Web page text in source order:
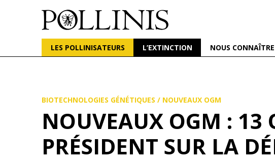
POLLINIS
LES POLLINISATEURS L’EXTINCTION NOUS CONNAÎTRE
BIOTECHNOLOGIES GÉNÉTIQUES / NOUVEAUX OGM
NOUVEAUX OGM : 13
PRÉSIDENT SUR LA